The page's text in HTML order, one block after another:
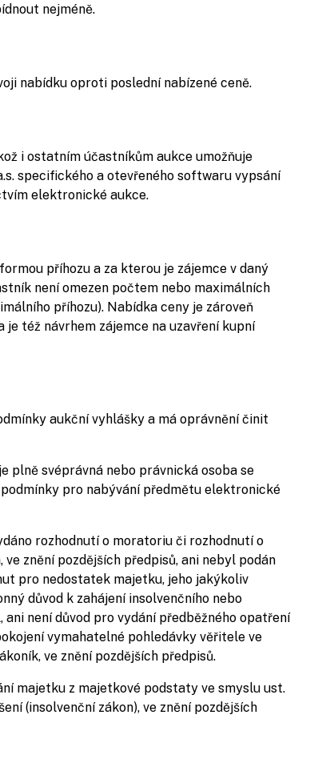
nejméně.
nabídku oproti poslední nabízené ceně.
i ostatním účastníkům aukce umožňuje
specifického a otevřeného softwaru vypsání
elektronické aukce.
příhozu a za kterou je zájemce v daný
není omezen počtem nebo maximálních
příhozu). Nabídka ceny je zároveň
též návrhem zájemce na uzavření kupní
aukční vyhlášky a má oprávnění činit
plně svéprávná nebo právnická osoba se
pro nabývání předmětu elektronické
rozhodnutí o moratoriu či rozhodnutí o
znění pozdějších předpisů, ani nebyl podán
pro nedostatek majetku, jeho jakýkoliv
důvod k zahájení insolvenčního nebo
není důvod pro vydání předběžného opatření
vymahatelné pohledávky věřitele ve
ve znění pozdějších předpisů.
majetku z majetkové podstaty ve smyslu ust.
(insolvenční zákon), ve znění pozdějších